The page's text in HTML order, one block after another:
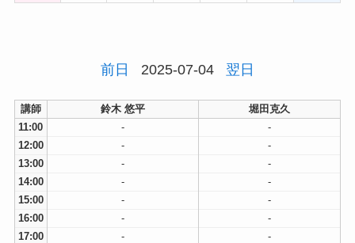
前日 2025-07-04 翌日
講師 鈴木 悠平
堀田克久
11:00
-
-
12:00
-
-
13:00
-
-
14:00
-
-
15:00
-
-
16:00
-
-
17:00
-
-